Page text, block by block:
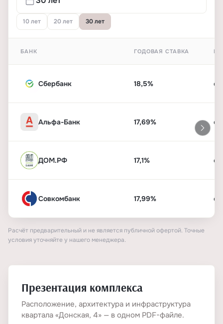
10 лет 20 лет 30 лет
БАНК ГОДОВАЯ СТАВКА
Сбербанк 18,5%
Альфа-Банк 17,69%
ДОМ.РФ 17,1%
Совкомбанк 17,99%
Расчёт предварительный и не является публичной офертой. Точные
условия уточняйте у нашего менеджера.
Презентация комплекса
Расположение, архитектура и инфраструктура
квартала «Донская, 4» — в одном PDF-файле.